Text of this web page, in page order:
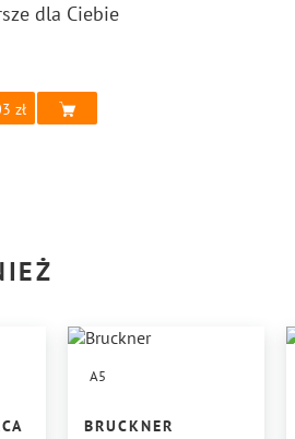
dla Ciebie
A5
BRUCKNER